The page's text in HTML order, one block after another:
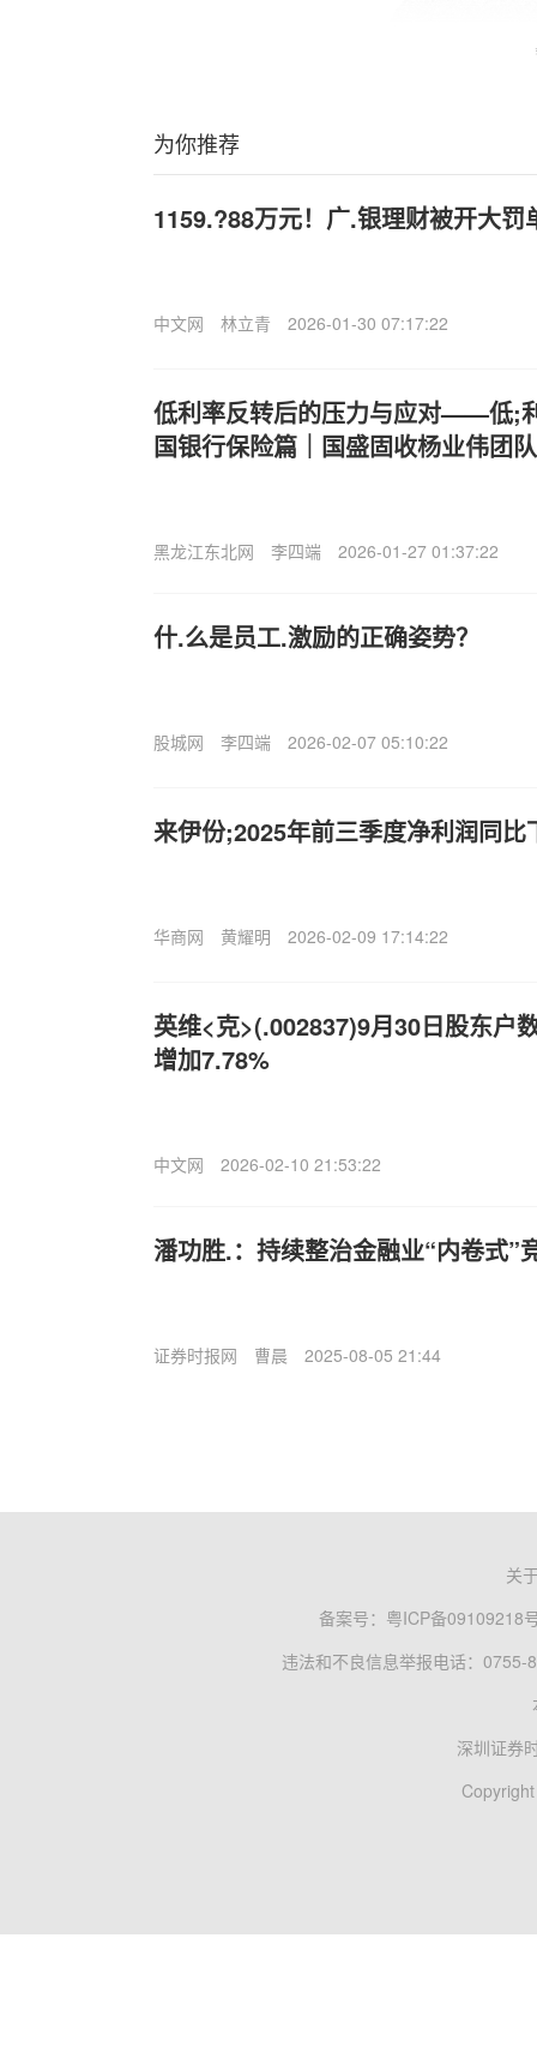
为你推荐
1159.?88万元！广.银理财被开大罚
中文网 林立青 2026-01-30 07:17:22
低利率反转后的压力与应对——低;
国银行保险篇｜国盛固收杨业伟团队
黑龙江东北网 李四端 2026-01-27 01:37:22
什.么是员工.激励的正确姿势？
股城网 李四端 2026-02-07 05:10:22
来伊份;2025年前三季度净利润同比
华商网 黄耀明 2026-02-09 17:14:22
英维<克>(.002837)9月30日股东户
增加7.78%
中文网 2026-02-10 21:53:22
潘功胜.：持续整治金融业“内卷式”
证券时报网 曹晨 2025-08-05 21:44
关
备案号： 粤ICP备09109218
违法和不良信息举报电话：0755-
深圳证券